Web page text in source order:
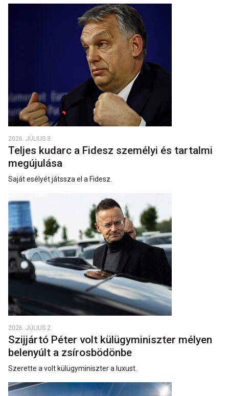
2026. JÚLIUS 3.
Teljes kudarc a Fidesz személyi és tartalmi
megújulása
Saját esélyét játssza el a Fidesz.
2026. JÚLIUS 2.
Szijjártó Péter volt külügyminiszter mélyen
belenyúlt a zsírosbödönbe
Szerette a volt külügyminiszter a luxust.